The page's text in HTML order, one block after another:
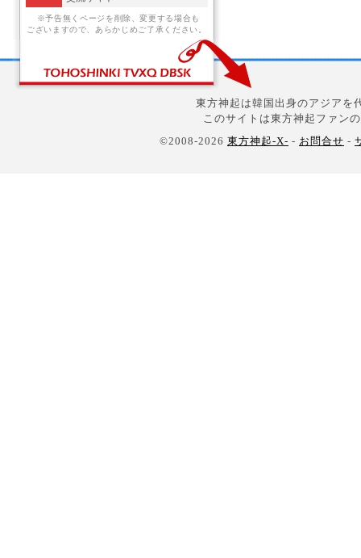
※予告無くページを削除、変更する場合も
ございますので、あらかじめご了承ください。
東方神起は韓国出身のアジアを
このサイトは東方神起ファン
©2008-2026 東方神起-X- - お問合せ -